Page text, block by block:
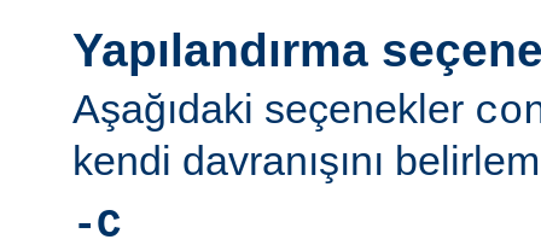
Yapılandırma
Aşağıdaki seçenekler
kendi davranışını
-C